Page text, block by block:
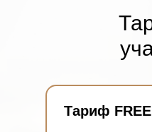
Тариф FREE